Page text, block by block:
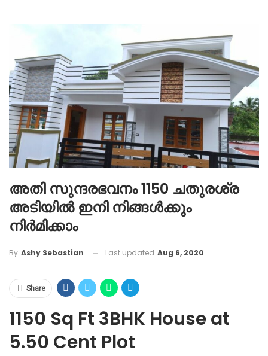
അതി സുന്ദരഭവനം 1150 ചതുരശ്ര
അടിയിൽ ഇനി നിങ്ങൾക്കും
നിർമിക്കാം
By Ashy Sebastian Last updated Aug 6, 2020
Share
1150 Sq Ft 3BHK House at
5.50 Cent Plot